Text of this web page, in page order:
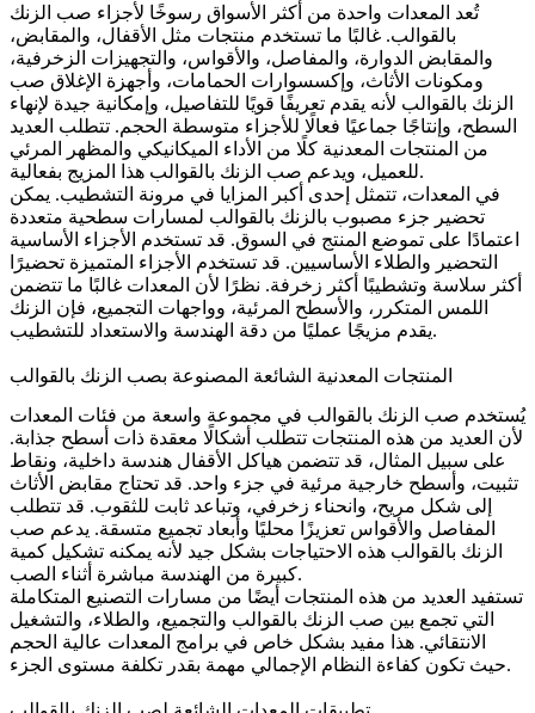
تُعد المعدات واحدة من أكثر الأسواق رسوخًا لأجزاء صب الزنك
بالقوالب. غالبًا ما تستخدم منتجات مثل الأقفال، والمقابض،
والمقابض الدوارة، والمفاصل، والأقواس، والتجهيزات الزخرفية،
ومكونات الأثاث، وإكسسوارات الحمامات، وأجهزة الإغلاق صب
الزنك بالقوالب لأنه يقدم تعريفًا قويًا للتفاصيل، وإمكانية جيدة لإنهاء
السطح، وإنتاجًا جماعيًا فعالًا للأجزاء متوسطة الحجم. تتطلب العديد
من المنتجات المعدنية كلًا من الأداء الميكانيكي والمظهر المرئي
للعميل، ويدعم صب الزنك بالقوالب هذا المزيج بفعالية.
في المعدات، تتمثل إحدى أكبر المزايا في مرونة التشطيب. يمكن
تحضير جزء مصبوب بالزنك بالقوالب لمسارات سطحية متعددة
اعتمادًا على تموضع المنتج في السوق. قد تستخدم الأجزاء الأساسية
التحضير والطلاء الأساسيين. قد تستخدم الأجزاء المتميزة تحضيرًا
أكثر سلاسة وتشطيبًا أكثر زخرفة. نظرًا لأن المعدات غالبًا ما تتضمن
اللمس المتكرر، والأسطح المرئية، وواجهات التجميع، فإن الزنك
يقدم مزيجًا عمليًا من دقة الهندسة والاستعداد للتشطيب.
المنتجات المعدنية الشائعة المصنوعة بصب الزنك بالقوالب
يُستخدم صب الزنك بالقوالب في مجموعة واسعة من فئات المعدات
لأن العديد من هذه المنتجات تتطلب أشكالًا معقدة ذات أسطح جذابة.
على سبيل المثال، قد تتضمن هياكل الأقفال هندسة داخلية، ونقاط
تثبيت، وأسطح خارجية مرئية في جزء واحد. قد تحتاج مقابض الأثاث
إلى شكل مريح، وانحناء زخرفي، وتباعد ثابت للثقوب. قد تتطلب
المفاصل والأقواس تعزيزًا محليًا وأبعاد تجميع متسقة. يدعم صب
الزنك بالقوالب هذه الاحتياجات بشكل جيد لأنه يمكنه تشكيل كمية
كبيرة من الهندسة مباشرة أثناء الصب.
تستفيد العديد من هذه المنتجات أيضًا من مسارات التصنيع المتكاملة
التي تجمع بين صب الزنك بالقوالب و التجميع، والطلاء، والتشغيل
الانتقائي. هذا مفيد بشكل خاص في برامج المعدات عالية الحجم
حيث تكون كفاءة النظام الإجمالي مهمة بقدر تكلفة مستوى الجزء.